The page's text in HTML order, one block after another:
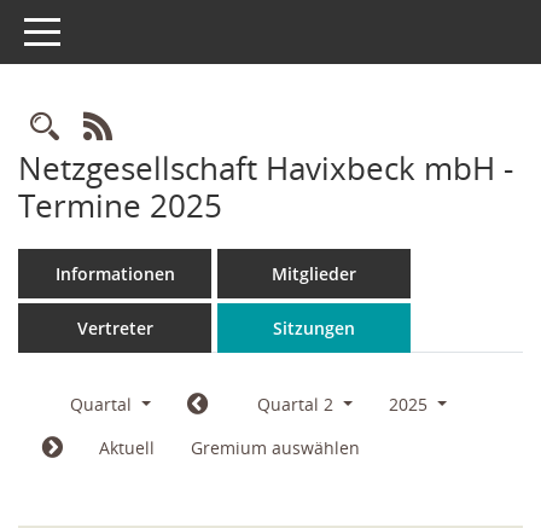
Toggle navigation
Rechercheauswahl
RSS-Feed
Netzgesellschaft Havixbeck mbH -
Termine 2025
Informationen Mitglieder
Vertreter Sitzungen
Quartal Quartal 2
2025
Aktuell
Gremium auswählen